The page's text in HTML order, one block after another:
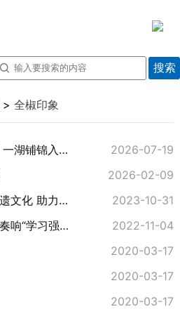
> 全椒印象
安徽全椒：暮色瞰马厂 一湖铺锦入画来
2026-07-19
2026-02-09
全椒县武岗镇：传承非遗文化 助力乡村振兴
2023-10-31
全椒县：谱好四部曲，奏响“学习强国”最强音
2022-11-04
2020-03-17
2020-03-17
2020-03-17